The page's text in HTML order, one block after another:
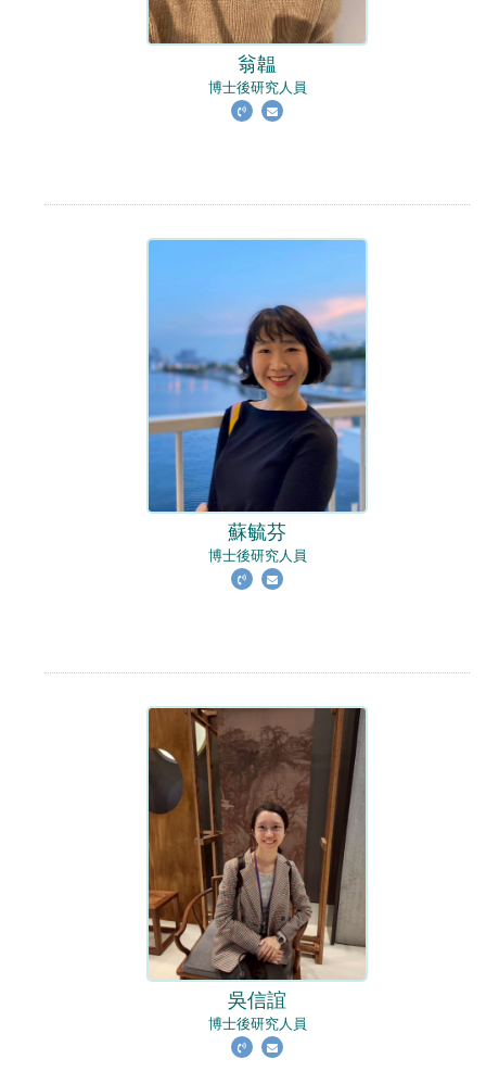
翁韞
博士後研究人員
蘇毓芬
博士後研究人員
吳信誼
博士後研究人員